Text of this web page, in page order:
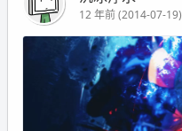
12 年前 (2014-07-19)